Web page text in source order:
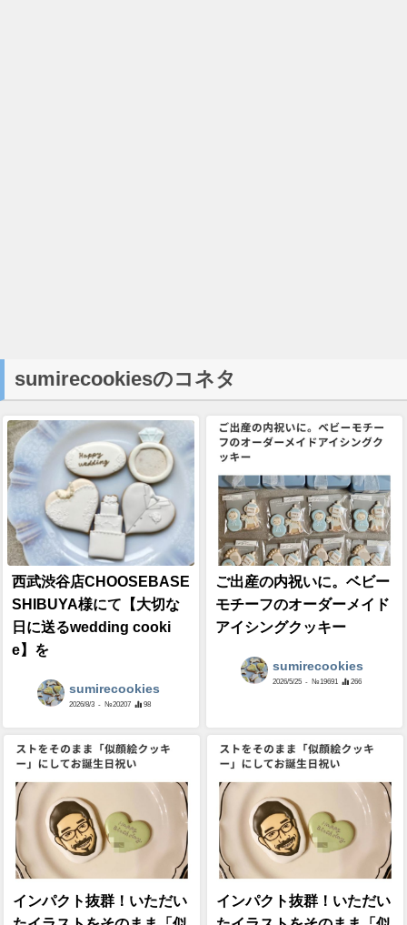
sumirecookiesのコネタ
西武渋谷店CHOOSEBASE
SHIBUYA様にて【大切な
日に送るwedding cooki
e】を
sumirecookies
2026/8/3 - №20207 98
ご出産の内祝いに。ベビー
モチーフのオーダーメイド
アイシングクッキー
sumirecookies
2026/5/25 - №19691 266
インパクト抜群！いただい
インパクト抜群！いただい